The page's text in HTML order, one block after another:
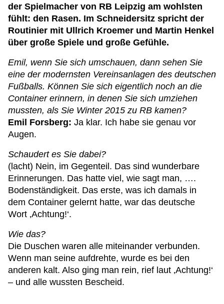
der Spielmacher von RB Leipzig am wohlsten
fühlt: den Rasen. Im Schneidersitz spricht der
Routinier mit Ullrich Kroemer und Martin Henkel
über große Spiele und große Gefühle.
Emil, wenn Sie sich umschauen, dann sehen Sie
eine der modernsten Vereinsanlagen des deutschen
Fußballs. Können Sie sich eigentlich noch an die
Container erinnern, in denen Sie sich umziehen
mussten, als Sie Winter 2015 zu RB kamen?
Emil Forsberg: Ja klar. Ich habe sie genau vor
Augen.
Schaudert es Sie dabei?
(lacht) Nein, im Gegenteil. Das sind wunderbare
Erinnerungen. Das hatte viel, wie sagt man, ….
Bodenständigkeit. Das erste, was ich damals in
dem Container gelernt hatte, war das deutsche
Wort ‚Achtung!‘.
Wie das?
Die Duschen waren alle miteinander verbunden.
Wenn man seine aufdrehte, wurde es bei den
anderen kalt. Also ging man rein, rief laut ‚Achtung!‘
– und alle wussten Bescheid.